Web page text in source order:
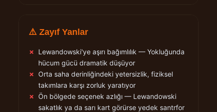
⚠️ Zayıf Yanlar
✗
Lewandowski'ye aşırı bağımlılık — Yokluğunda
hücum gücü dramatik düşüyor
✗ Orta saha derinliğindeki yetersizlik, fiziksel
takımlara karşı zorluk yaratıyor
✗ Ön bölgede seçenek azlığı — Lewandowski
sakatlık ya da sarı kart görürse yedek santrfor